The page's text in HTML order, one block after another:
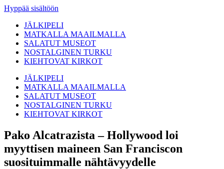
Hyppää sisältöön
JÄLKIPELI
MATKALLA MAAILMALLA
SALATUT MUSEOT
NOSTALGINEN TURKU
KIEHTOVAT KIRKOT
JÄLKIPELI
MATKALLA MAAILMALLA
SALATUT MUSEOT
NOSTALGINEN TURKU
KIEHTOVAT KIRKOT
Pako Alcatrazista – Hollywood loi
myyttisen maineen San Franciscon
suosituimmalle nähtävyydelle